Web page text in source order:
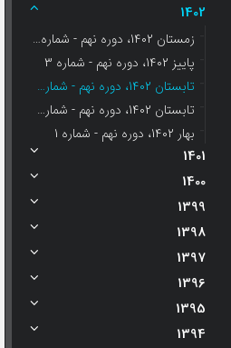
1402
زمستان 1402، دوره نهم - شماره 4
پاییز 1402، دوره نهم - شماره 3
تابستان 1402، دوره نهم - شماره 2
تابستان 1402، دوره نهم - شماره 1 (جلد دوم)
بهار 1402، دوره نهم - شماره 1
1401
1400
1399
1398
1397
1396
1395
1394